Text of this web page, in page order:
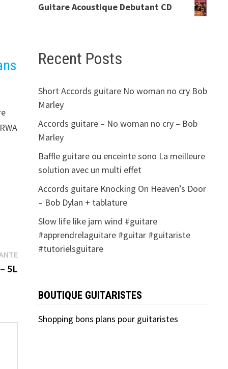
Publication
5L
Guitare Acoustique Debutant CD
Recent Posts
Short Accords guitare No woman no cry Bob
Marley
Accords guitare – No woman no cry – Bob
Marley
Baffle guitare ou enceinte sono La meilleure
solution avec un multi effet
Accords guitare Knocking On Heaven’s Door
– Bob Dylan + tablature
Slow life like jam wind #guitare
#apprendrelaguitare #guitar #guitariste
#tutorielsguitare
BOUTIQUE GUITARISTES
Shopping bons plans pour guitaristes